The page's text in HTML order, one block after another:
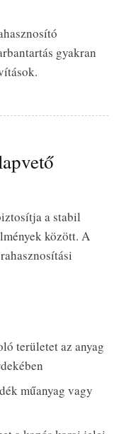
gyakran
a stabil
között. A
területet az anyag
műanyag vagy